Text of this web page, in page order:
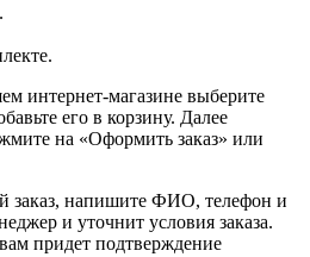
интернет-магазине выберите
его в корзину. Далее
на «Оформить заказ» или
заказ, напишите ФИО, телефон и
и уточнит условия заказа.
придет подтверждение